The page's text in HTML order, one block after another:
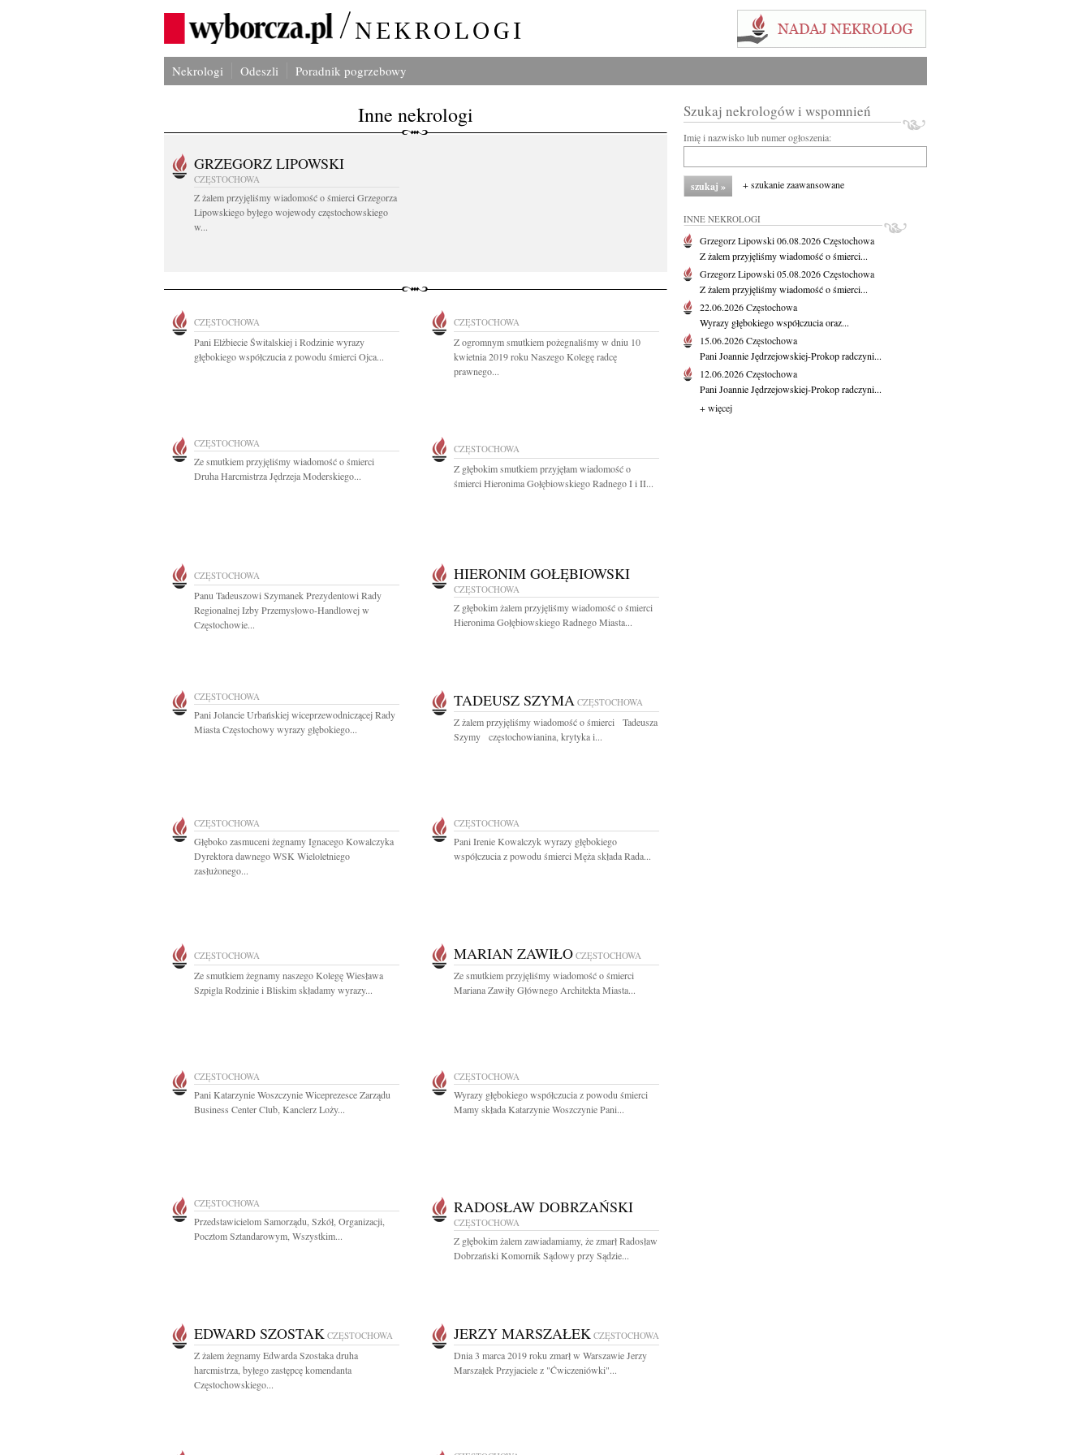
Nekrologi Odeszli Poradnik pogrzebowy
Inne nekrologi
GRZEGORZ LIPOWSKI
CZĘSTOCHOWA
Z żalem przyjęliśmy wiadomość o śmierci Grzegorza
Lipowskiego byłego wojewody częstochowskiego
w...
CZĘSTOCHOWA
Pani Elżbiecie Świtalskiej i Rodzinie wyrazy
głębokiego współczucia z powodu śmierci Ojca...
CZĘSTOCHOWA
Z ogromnym smutkiem pożegnaliśmy w dniu 10
kwietnia 2019 roku Naszego Kolegę radcę
prawnego...
CZĘSTOCHOWA
Ze smutkiem przyjęliśmy wiadomość o śmierci
Druha Harcmistrza Jędrzeja Moderskiego...
CZĘSTOCHOWA
Z głębokim smutkiem przyjęłam wiadomość o
śmierci Hieronima Gołębiowskiego Radnego I i II...
CZĘSTOCHOWA
Panu Tadeuszowi Szymanek Prezydentowi Rady
Regionalnej Izby Przemysłowo-Handlowej w
Częstochowie...
HIERONIM GOŁĘBIOWSKI
CZĘSTOCHOWA
Z głębokim żalem przyjęliśmy wiadomość o śmierci
Hieronima Gołębiowskiego Radnego Miasta...
CZĘSTOCHOWA
Pani Jolancie Urbańskiej wiceprzewodniczącej Rady
Miasta Częstochowy wyrazy głębokiego...
TADEUSZ SZYMA CZĘSTOCHOWA
Z żalem przyjęliśmy wiadomość o śmierci Tadeusza
Szymy częstochowianina, krytyka i...
CZĘSTOCHOWA
Głęboko zasmuceni żegnamy Ignacego Kowalczyka
Dyrektora dawnego WSK Wieloletniego
zasłużonego...
CZĘSTOCHOWA
Pani Irenie Kowalczyk wyrazy głębokiego
współczucia z powodu śmierci Męża składa Rada...
CZĘSTOCHOWA
Ze smutkiem żegnamy naszego Kolegę Wiesława
Szpigla Rodzinie i Bliskim składamy wyrazy...
MARIAN ZAWIŁO CZĘSTOCHOWA
Ze smutkiem przyjęliśmy wiadomość o śmierci
Mariana Zawiły Głównego Architekta Miasta...
CZĘSTOCHOWA
Pani Katarzynie Woszczynie Wiceprezesce Zarządu
Business Center Club, Kanclerz Loży...
CZĘSTOCHOWA
Wyrazy głębokiego współczucia z powodu śmierci
Mamy składa Katarzynie Woszczynie Pani...
CZĘSTOCHOWA
Przedstawicielom Samorządu, Szkół, Organizacji,
Pocztom Sztandarowym, Wszystkim...
RADOSŁAW DOBRZAŃSKI
CZĘSTOCHOWA
Z głębokim żalem zawiadamiamy, że zmarł Radosław
Dobrzański Komornik Sądowy przy Sądzie...
EDWARD SZOSTAK CZĘSTOCHOWA
Z żalem żegnamy Edwarda Szostaka druha
harcmistrza, byłego zastępcę komendanta
Częstochowskiego...
JERZY MARSZAŁEK CZĘSTOCHOWA
Dnia 3 marca 2019 roku zmarł w Warszawie Jerzy
Marszałek Przyjaciele z "Ćwiczeniówki"...
Szukaj nekrologów i wspomnień
Imię i nazwisko lub numer ogłoszenia:
+ szukanie zaawansowane
INNE NEKROLOGI
Grzegorz Lipowski06.08.2026Częstochowa
Z żalem przyjęliśmy wiadomość o śmierci...
Grzegorz Lipowski05.08.2026Częstochowa
Z żalem przyjęliśmy wiadomość o śmierci...
22.06.2026Częstochowa
Wyrazy głębokiego współczucia oraz...
15.06.2026Częstochowa
Pani Joannie Jędrzejowskiej-Prokop radczyni...
12.06.2026Częstochowa
Pani Joannie Jędrzejowskiej-Prokop radczyni...
+ więcej